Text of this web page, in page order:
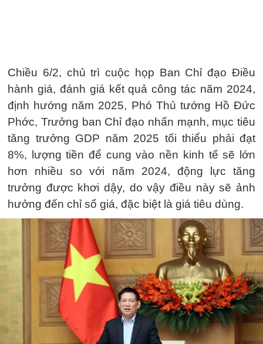
Chiều 6/2, chủ trì cuộc họp Ban Chỉ đạo Điều
hành giá, đánh giá kết quả công tác năm 2024,
định hướng năm 2025, Phó Thủ tướng Hồ Đức
Phớc, Trưởng ban Chỉ đạo nhấn mạnh, mục tiêu
tăng trưởng GDP năm 2025 tối thiểu phải đạt
8%, lượng tiền để cung vào nền kinh tế sẽ lớn
hơn nhiều so với năm 2024, động lực tăng
trưởng được khơi dậy, do vậy điều này sẽ ảnh
hưởng đến chỉ số giá, đặc biệt là giá tiêu dùng.